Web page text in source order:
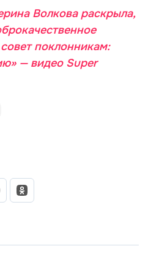
Волкова раскрыла,
поклонникам:
— видео Super